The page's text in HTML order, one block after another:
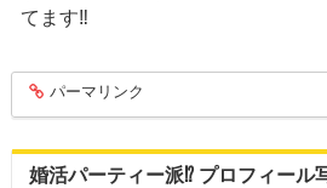
てます‼️
entry1376
パーマリンク
婚活パーティー派⁉️ プロフィール